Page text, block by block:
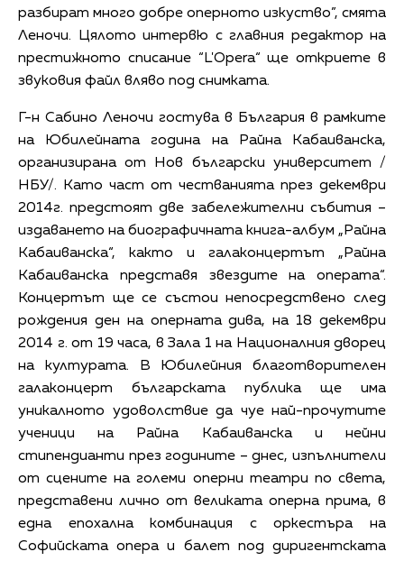
разбират много добре оперното изкуство”, смята
Леночи. Цялото интервю с главния редактор на
престижното списание “L'Opera“ ще откриете в
звуковия файл вляво под снимката.
Г-н Сабино Леночи гостува в България в рамките
на Юбилейната година на Райна Кабаиванска,
организирана от Нов български университет /
НБУ/. Като част от честванията през декември
2014г. предстоят две забележителни събития –
издаването на биографичната книга-албум „Райна
Кабаиванска“, както и галаконцертът „Райна
Кабаиванска представя звездите на операта“.
Концертът ще се състои непосредствено след
рождения ден на оперната дива, на 18 декември
2014 г. от 19 часа, в Зала 1 на Националния дворец
на културата. В Юбилейния благотворителен
галаконцерт българската публика ще има
уникалното удоволствие да чуе най-прочутите
ученици на Райна Кабаиванска и нейни
стипендианти през годините – днес, изпълнители
от сцените на големи оперни театри по света,
представени лично от великата оперна прима, в
една епохална комбинация с оркестъра на
Софийската опера и балет под диригентската